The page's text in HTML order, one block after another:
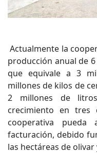
Actualmente la
producción anual de
que equivale a 3
millones de kilos de
2 millones de
crecimiento en
cooperativa
facturación, debido
las hectáreas de